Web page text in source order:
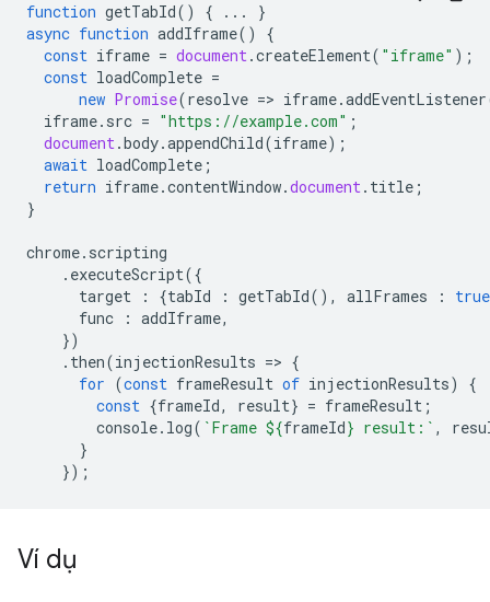
function getTabId() { ...
}
async function addIframe()
{
const iframe = document.createElement( "iframe" );
const loadComplete =
new Promise(resolve => iframe.addEventListener
iframe. src = "https://example.com" ;
document.body.appendChild(iframe);
await loadComplete ;
return iframe.contentWindow.document. title ;
}
chrome. scripting
. executeScript({
target
: {tabId : getTabId(), allFrames :
true
func
: addIframe,
})
. then(injectionResults => {
for (const frameResult of injectionResults)
{
const {frameId, result} = frameResult ;
console. log( `Frame ${frameId} result:` ,
}
});
Ví dụ